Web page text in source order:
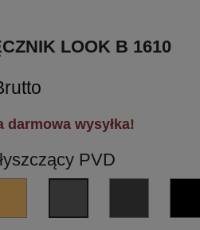
LOOK B 1610
darmowa wysyłka!
PVD